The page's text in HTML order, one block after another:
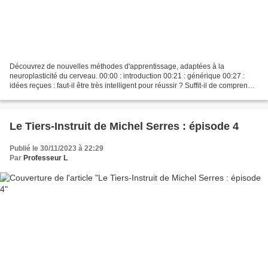
Découvrez de nouvelles méthodes d'apprentissage, adaptées à la
neuroplasticité du cerveau. 00:00 : introduction 00:21 : générique 00:27 :
idées reçues : faut-il être très intelligent pour réussir ? Suffit-il de comprendre
Le Tiers-Instruit de Michel Serres : épisode 4
Publié le 30/11/2023 à 22:29
Par Professeur L